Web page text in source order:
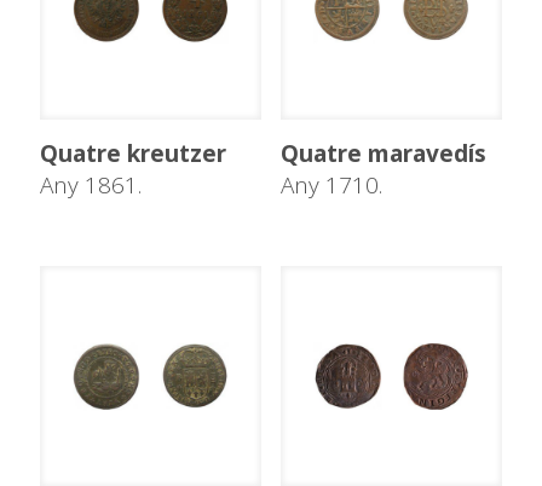
Quatre kreutzer
Any 1861.
Quatre maravedís
Any 1710.